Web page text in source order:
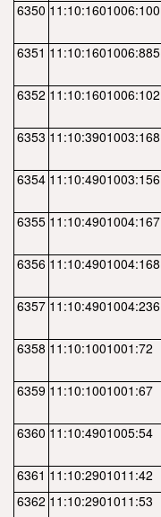
6350 11:10:1601006:100
6351 11:10:1601006:885
6352 11:10:1601006:102
6353 11:10:3901003:168
6354 11:10:4901003:156
6355 11:10:4901004:167
6356 11:10:4901004:168
6357 11:10:4901004:236
6358 11:10:1001001:72
6359 11:10:1001001:67
6360 11:10:4901005:54
6361 11:10:2901011:42
6362 11:10:2901011:53